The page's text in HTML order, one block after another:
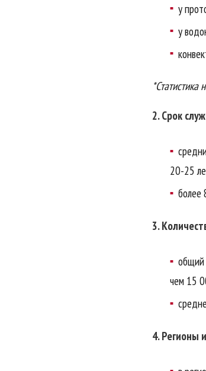
у
у
2. Срок
20-25
более
3.
общий
чем 15
4. Регионы